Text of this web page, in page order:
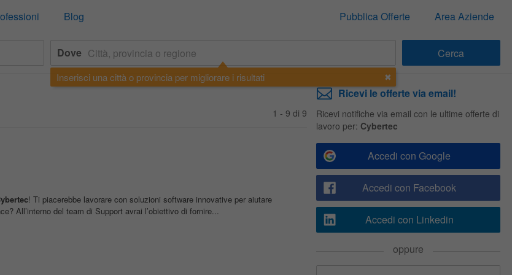
Blog Pubblica Offerte Area Aziende
Dove
Inserisci una città o provincia per migliorare i risultati
1 - 9 di 9
! Ti piacerebbe lavorare con soluzioni software innovative per aiutare
All’interno del team di Support avrai l’obiettivo di fornire...
Ricevi le offerte via email!
Ricevi notifiche via email con le ultime offerte di
lavoro per: Cybertec
Accedi con Google
Accedi con Facebook
Accedi con Linkedin
oppure